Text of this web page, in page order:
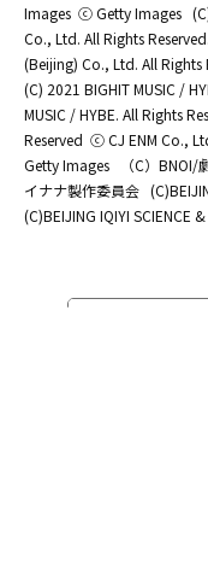
Images ⓒ Getty Images
Co., Ltd. All Rights Reserved.
(Beijing) Co., Ltd. All Rights
(C) 2021 BIGHIT MUSIC /
MUSIC / HYBE. All Rights
Reserved ⓒ CJ ENM Co.,
Getty Images
（C）
イナナ製作委員会
(C)BEIJING IQIYI SCIENCE